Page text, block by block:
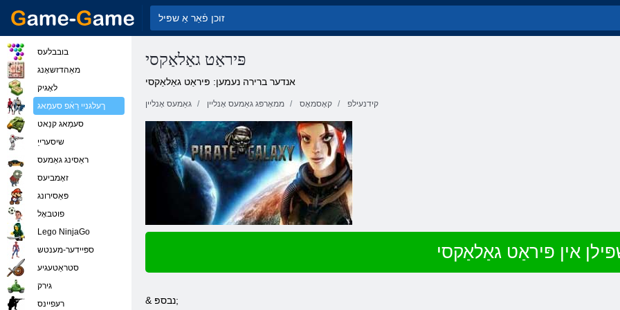
פּיראַט גאַלאַקסי
אנדער ברירה נעמען: פּיראַט גאַלאַקסי
גאַמעס אָנליין ממאָרפּג גאַמעס אָנליין קאָסמאָס קידנעילפ
אין פּיראַט גאַלאַקסי
& נבספּ;
בובבלעס
מאַהדזשאָנג
לאָגיק
ךעלגניי רַאֿפ סעמַאג
סעמַאג קנַאט
שיסערייַ
ראַסינג גאַמעס
זאָמביעס
פּאַסירונג
פוטבאָל
Lego NinjaGo
ספּיידער-מענטש
סטראַטעגיע
גירק
רעּפיינס